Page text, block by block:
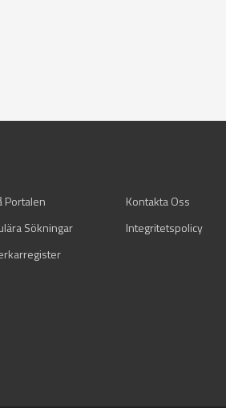
Portalen
Kontakta Oss
Sökningar
Integritetspolicy